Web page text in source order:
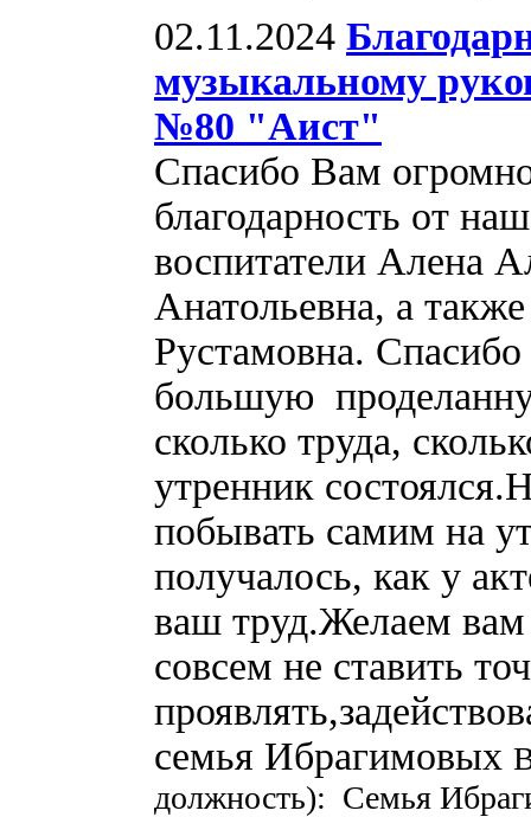
02.11.2024
музыкальному
№80 "Аист"
Спасибо Вам
благодарность от
воспитатели Алена
Анатольевна, а
Рустамовна.
большую
сколько труда,
утренник
побывать самим на
получалось, как у
ваш труд.Желаем вам
совсем не ставить
семья Ибрагимовых
должность): Семья